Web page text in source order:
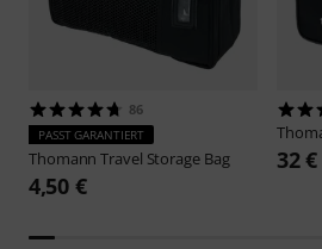
86
PASST GARANTIERT
ThomannTravel Storage Bag
4,50 €
32 €